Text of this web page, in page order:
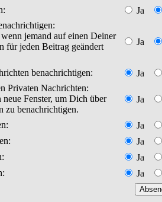
Ja
jemand auf einen Deiner
für jeden Beitrag geändert
Ja
benachrichtigen:
Ja
Privaten Nachrichten:
Fenster, um Dich über
zu benachrichtigen.
Ja
Ja
Ja
Ja
Ja